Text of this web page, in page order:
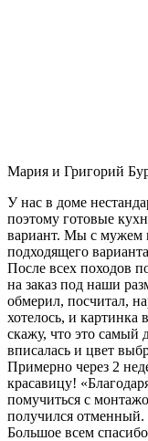
Мария и Григорий
У нас в доме
поэтому готовые
вариант. Мы с мужем
подходящего
После всех походов
на заказ под наши
обмерил, посчитал,
хотелось, и картинка
скажу, что это самый
вписалась и цвет
Примерно через 2
красавицу!
помучиться с
получился отменный.
Большое всем